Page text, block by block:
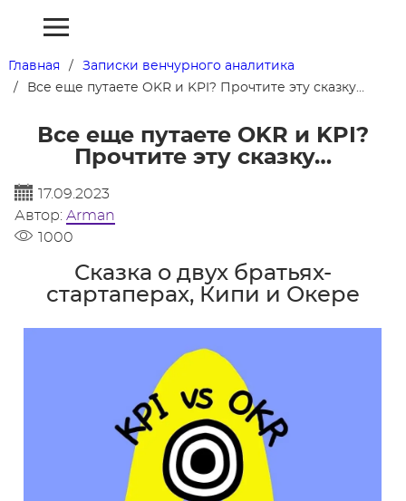
Главная
Записки венчурного аналитика
Все еще путаете OKR и KPI? Прочтите эту сказку…
Все еще путаете OKR и KPI?
Прочтите эту сказку…
17.09.2023
Автор: Arman
1000
Сказка о двух братьях-
стартаперах, Кипи и Окере